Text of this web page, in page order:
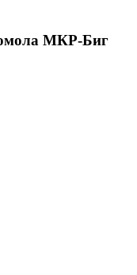
МКР-Биг